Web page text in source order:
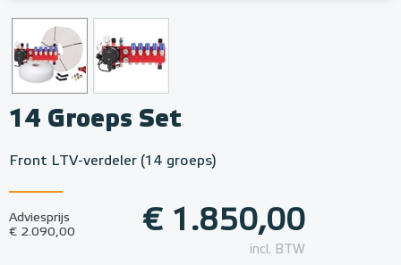
14 Groeps Set
Front LTV-verdeler (14 groeps)
Adviesprijs
€ 2.090,00
€ 1.850,00
incl. BTW